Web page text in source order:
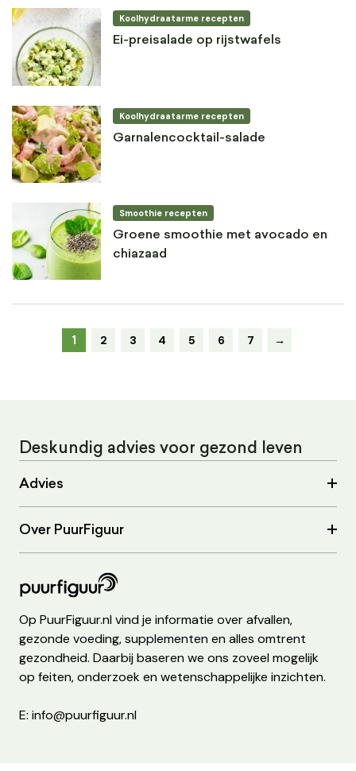
Koolhydraatarme recepten
Ei-preisalade op rijstwafels
Koolhydraatarme recepten
Garnalencocktail-salade
Smoothie recepten
Groene smoothie met avocado en
chiazaad
1 2 3 4 5 6 7 →
Deskundig advies voor gezond leven
Advies
Over PuurFiguur
Op PuurFiguur.nl vind je informatie over afvallen,
gezonde voeding, supplementen en alles omtrent
gezondheid. Daarbij baseren we ons zoveel mogelijk
op feiten, onderzoek en wetenschappelijke inzichten.
E: info@puurfiguur.nl